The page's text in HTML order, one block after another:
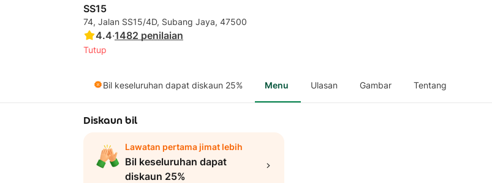
SS15
74, Jalan SS15/4D, Subang Jaya, 47500
4.4·1482 penilaian
Tutup
Bil keseluruhan dapat diskaun 25% Menu Ulasan Gambar Tentang
Diskaun bil
Lawatan pertama jimat lebih
Bil keseluruhan dapat
diskaun 25%